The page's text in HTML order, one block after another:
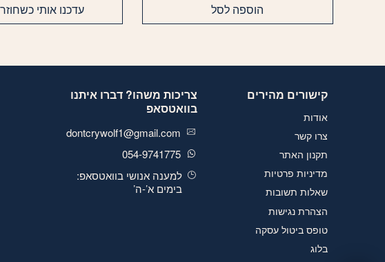
הוספה לסל
עדכנו אותי
קישורים מהירים
אודות
צרו קשר
תקנון האתר
מדיניות פרטיות
שאלות תשובות
הצהרת נגישות
טופס ביטול עסקה
בלוג
צריכות משהו? דברו איתנו
בוואטסאפ
dontcrywolf1@gmail.com
054-9741775
למענה אנושי בוואטסאפ:
בימים א’-ה’